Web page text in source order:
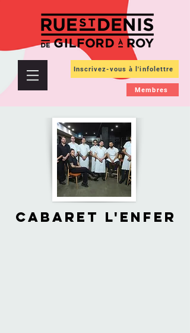
Inscrivez-vous à l'infolettre
Membres
CABARET L'ENFER